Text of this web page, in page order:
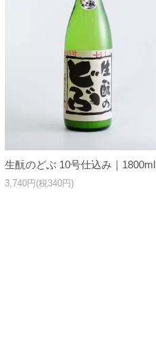
生酛のどぶ 10号仕込み｜1800ml
3,740円(税340円)